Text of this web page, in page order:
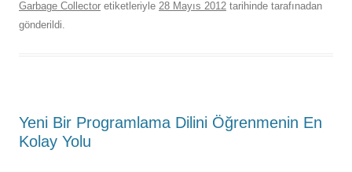
Garbage Collector etiketleriyle 28 Mayıs 2012 tarihinde tarafınadan
gönderildi.
Yeni Bir Programlama Dilini Öğrenmenin En
Kolay Yolu